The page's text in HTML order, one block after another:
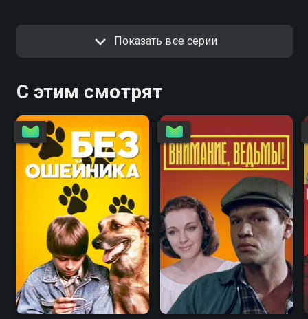
Показать все серии
С этим смотрят
6.7 4.6 5.6